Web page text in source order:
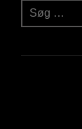
Søg